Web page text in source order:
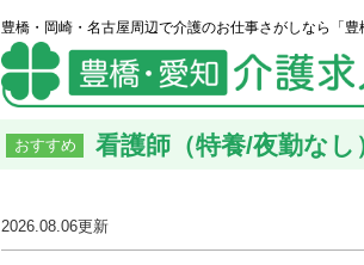
豊橋・岡崎・名古屋周辺で介護のお仕事さがしなら「豊
おすすめ 看護師（特養/夜勤なし
2026.08.06更新